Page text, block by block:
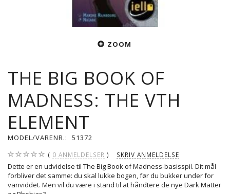
ZOOM
THE BIG BOOK OF
MADNESS: THE VTH
ELEMENT
MODEL/VARENR.: 51372
0 ANMELDELSER SKRIV ANMELDELSE
Dette er en udvidelse til The Big Book of Madness-basisspil. Dit mål
forbliver det samme: du skal lukke bogen, før du bukker under for
vanviddet. Men vil du være i stand til at håndtere de nye Dark Matter